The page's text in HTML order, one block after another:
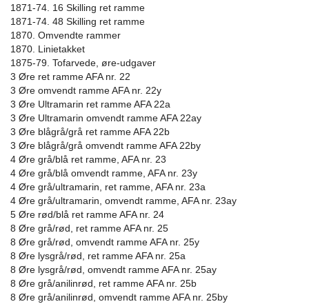
1871-74. 16 Skilling ret ramme
1871-74. 48 Skilling ret ramme
1870. Omvendte rammer
1870. Linietakket
1875-79. Tofarvede, øre-udgaver
3 Øre ret ramme AFA nr. 22
3 Øre omvendt ramme AFA nr. 22y
3 Øre Ultramarin ret ramme AFA 22a
3 Øre Ultramarin omvendt ramme AFA 22ay
3 Øre blågrå/grå ret ramme AFA 22b
3 Øre blågrå/grå omvendt ramme AFA 22by
4 Øre grå/blå ret ramme, AFA nr. 23
4 Øre grå/blå omvendt ramme, AFA nr. 23y
4 Øre grå/ultramarin, ret ramme, AFA nr. 23a
4 Øre grå/ultramarin, omvendt ramme, AFA nr. 23ay
5 Øre rød/blå ret ramme AFA nr. 24
8 Øre grå/rød, ret ramme AFA nr. 25
8 Øre grå/rød, omvendt ramme AFA nr. 25y
8 Øre lysgrå/rød, ret ramme AFA nr. 25a
8 Øre lysgrå/rød, omvendt ramme AFA nr. 25ay
8 Øre grå/anilinrød, ret ramme AFA nr. 25b
8 Øre grå/anilinrød, omvendt ramme AFA nr. 25by